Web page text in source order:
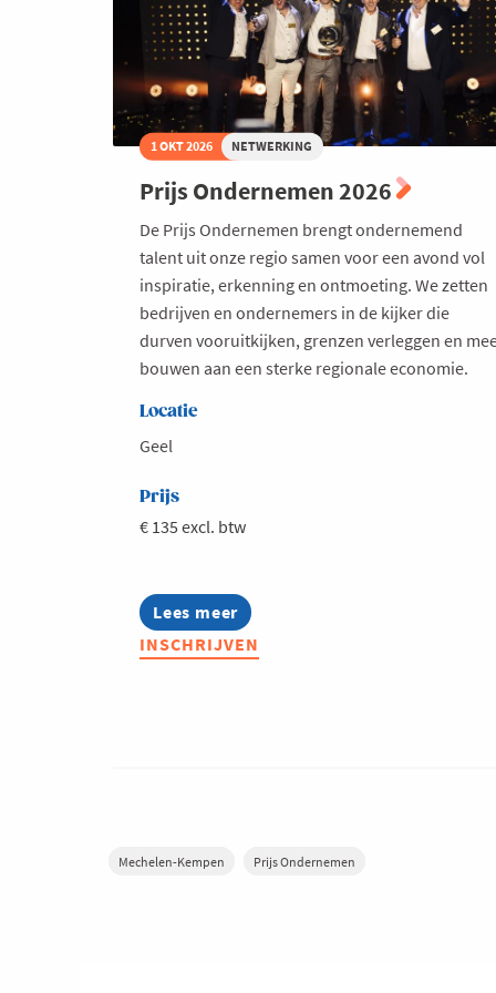
1 OKT 2026 NETWERKING
Prijs Ondernemen 2026
De Prijs Ondernemen brengt ondernemend
talent uit onze regio samen voor een avond vol
inspiratie, erkenning en ontmoeting. We zetten
bedrijven en ondernemers in de kijker die
durven vooruitkijken, grenzen verleggen en
bouwen aan een sterke regionale economie.
Locatie
Geel
Prijs
€ 135 excl. btw
Lees meer
about
Prijs
Ondernemen
INSCHRIJVEN
Mechelen-Kempen Prijs Ondernemen